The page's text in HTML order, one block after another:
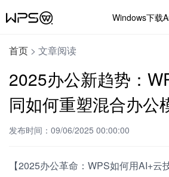
Windows下载
首页 > 文章阅读
2025办公新趋势：
同如何重塑混合办公
发布时间：09/06/2025 00:00:00
【2025办公革命：WPS如何用AI+云